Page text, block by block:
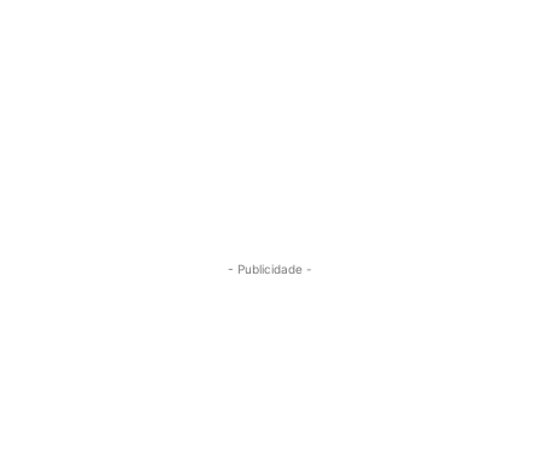
- Publicidade -